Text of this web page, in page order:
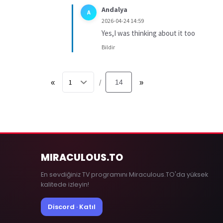
A Andalya
2026-04-24 14:59
Yes,I was thinking about it too
Bildir
« / 14 »
MIRACULOUS.TO
En sevdiğiniz TV programını Miraculous.TO'da yüksek
kalitede izleyin!
Discord · Katıl